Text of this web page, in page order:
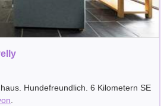
Hundefreundlich. 6 Kilometern SE
.